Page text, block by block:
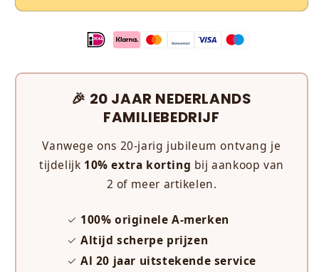
🎉 20 JAAR NEDERLANDS
FAMILIEBEDRIJF
Vanwege ons 20-jarig jubileum ontvang je
tijdelijk 10% extra korting bij aankoop van
2 of meer artikelen.
✓ 100% originele A-merken
✓Altijd scherpe prijzen
✓Al 20 jaar uitstekende service